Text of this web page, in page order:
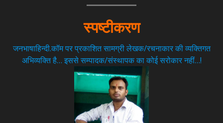
स्पष्टीकरण
जनभाषाहिन्दी.कॉम पर प्रकाशित सामग्री लेखक/रचनाकार की व्यक्तिगत
अभिव्यक्ति है… इससे सम्पादक/संस्थापक का कोई सरोकार नहीं…!